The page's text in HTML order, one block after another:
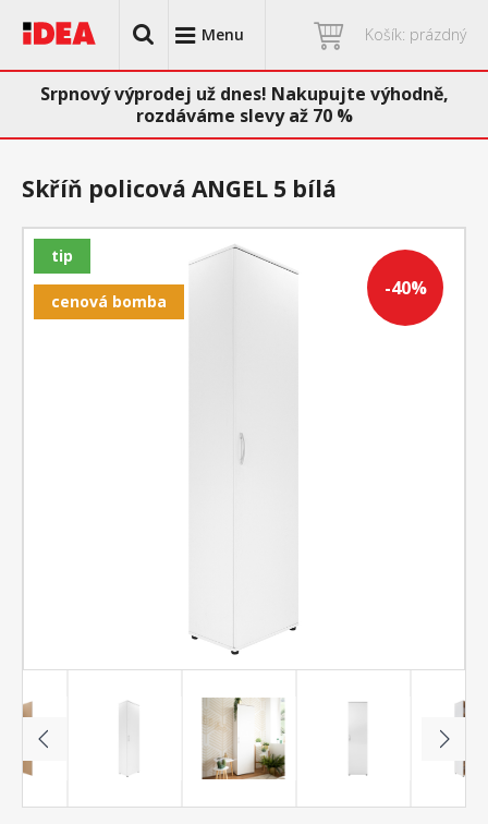
Menu Košík: prázdný
Srpnový výprodej už dnes! Nakupujte výhodně,
rozdáváme slevy až 70 %
-40%
tip
cenová bomba
Skříň policová ANGEL 5 bílá